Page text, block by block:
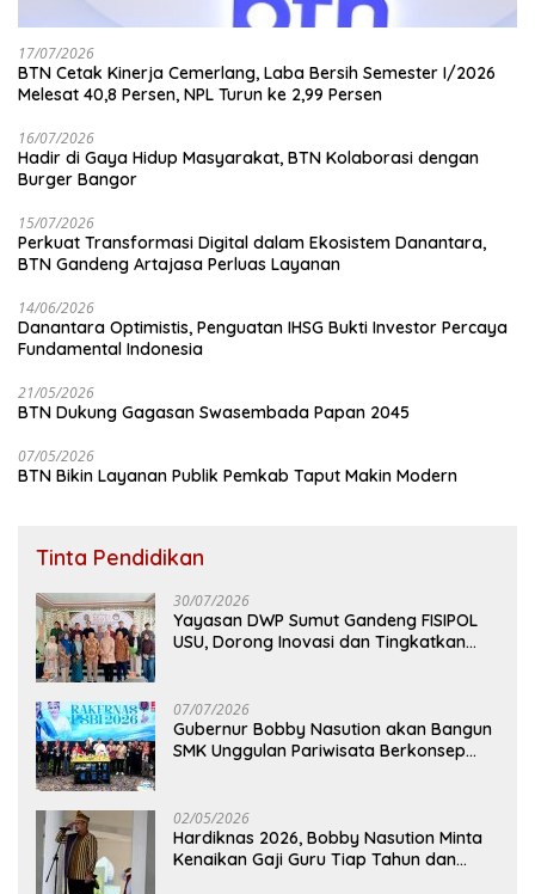
17/07/2026
BTN Cetak Kinerja Cemerlang, Laba Bersih Semester I/2026
Melesat 40,8 Persen, NPL Turun ke 2,99 Persen
16/07/2026
Hadir di Gaya Hidup Masyarakat, BTN Kolaborasi dengan
Burger Bangor
15/07/2026
Perkuat Transformasi Digital dalam Ekosistem Danantara,
BTN Gandeng Artajasa Perluas Layanan
14/06/2026
Danantara Optimistis, Penguatan IHSG Bukti Investor Percaya
Fundamental Indonesia
21/05/2026
BTN Dukung Gagasan Swasembada Papan 2045
07/05/2026
BTN Bikin Layanan Publik Pemkab Taput Makin Modern
Tinta Pendidikan
30/07/2026
Yayasan DWP Sumut Gandeng FISIPOL
USU, Dorong Inovasi dan Tingkatkan
07/07/2026
Gubernur Bobby Nasution akan Bangun
SMK Unggulan Pariwisata Berkonsep
02/05/2026
Hardiknas 2026, Bobby Nasution Minta
Kenaikan Gaji Guru Tiap Tahun dan